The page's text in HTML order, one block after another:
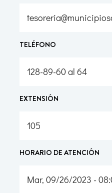
TELÉFONO
128-89-60 al 64
EXTENSIÓN
105
HORARIO DE ATENCIÓN
Mar, 09/26/2023 -